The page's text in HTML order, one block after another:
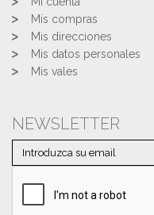
Mis compras
Mis direcciones
Mis datos personales
Mis vales
NEWSLETTER